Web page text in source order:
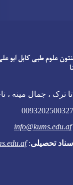
علی ابن YoutubeFacebook
افغانستان